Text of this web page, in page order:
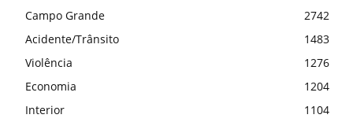
Campo Grande
2742
Acidente/Trânsito
1483
Violência
1276
Economia
1204
Interior
1104